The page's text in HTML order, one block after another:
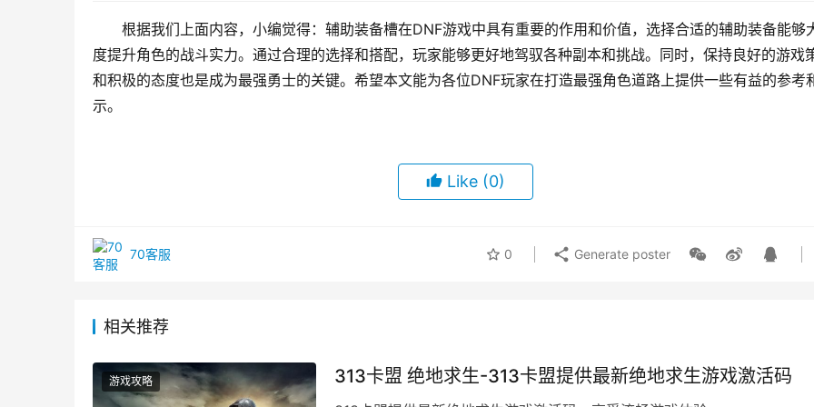
根据我们上面内容，小编觉得：辅助装备槽在DNF游戏中具有重要的作用和价值，选择合适的辅助装备能够
度提升角色的战斗实力。通过合理的选择和搭配，玩家能够更好地驾驭各种副本和挑战。同时，保持良好的游戏
和积极的态度也是成为最强勇士的关键。希望本文能为各位DNF玩家在打造最强角色道路上提供一些有益的参考
示。
Like (0)
70客服 0 Generate poster
相关推荐
游戏攻略 313卡盟 绝地求生-313卡盟提供最新绝地求生游戏激活码